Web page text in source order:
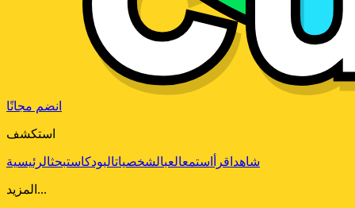
انضم مجانًا
استكشف
شاهد اقرأ استمعالعبالشخصياتالبودكاستبحثالرئيسية
المزيد...